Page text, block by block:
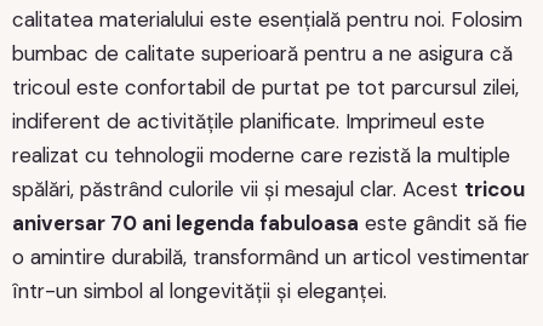
calitatea materialului este esențială pentru noi. Folosim
bumbac de calitate superioară pentru a ne asigura că
tricoul este confortabil de purtat pe tot parcursul zilei,
indiferent de activitățile planificate. Imprimeul este
realizat cu tehnologii moderne care rezistă la multiple
spălări, păstrând culorile vii și mesajul clar. Acest tricou
aniversar 70 ani legenda fabuloasa este gândit să fie
o amintire durabilă, transformând un articol vestimentar
într-un simbol al longevității și eleganței.